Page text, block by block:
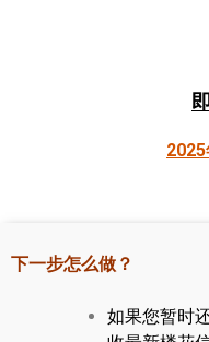
楼花地图
下一步怎么做？
如果您暂时